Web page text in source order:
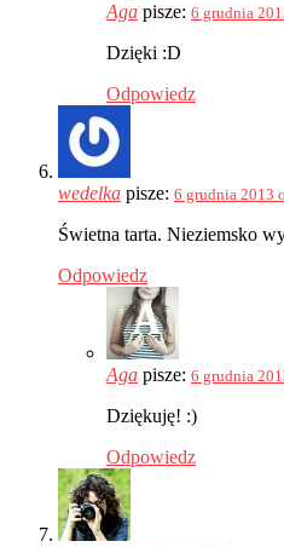
Aga pisze: 6 grudnia
Dzięki :D
Odpowiedz
wedelka pisze: 6 grudnia 2013
Świetna tarta. Nieziemsko
Odpowiedz
Aga pisze: 6 grudnia
Dziękuję! :)
Odpowiedz